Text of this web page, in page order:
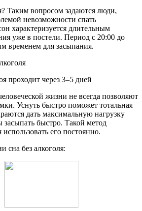
Таким вопросом задаются люди,
невозможности спать
характеризуется длительным
уже в постели. Период с 20:00 до
временем для засыпания.
проходит через 3–5 дней
жизни не всегда позволяют
Уснуть быстро поможет тотальная
дать максимальную нагрузку
быстро. Такой метод
его постоянно.
сна без алкоголя: